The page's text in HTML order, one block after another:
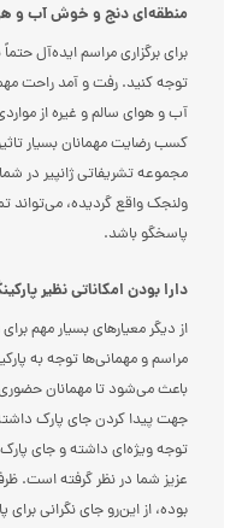
منطقه‌ای دنج و خوش آب و
برای برگزاری مراسم ایده‌آل
توجه کنید. رفت و آمد راحت
آب و هوای سالم و غیره از
کسب رضایت مهمانان بسیار
مجموعه تشریفاتی ژانپیر در
ولنجک واقع گردیده، می‌تواند
پاسخگو باشد.
دارا بودن امکاناتی نظیر
از دیگر معیارهای بسیار مهم
مراسم و مهمانی‌ها توجه به
باعث می‌شود تا مهمانان
جهت پیدا کردن جای پارک داشته
توجه ویژه‌ای داشته و جای پارک
عزیز شما در نظر گرفته است.
بوده، از این‌رو جای نگرانی